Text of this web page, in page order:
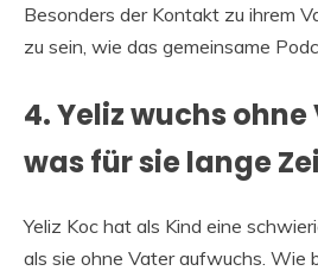
Besonders der Kontakt zu ihrem
zu sein, wie das gemeinsame
4. Yeliz wuchs
was für sie lange
Yeliz Koc hat als Kind eine
als sie ohne Vater aufwuchs. Wie